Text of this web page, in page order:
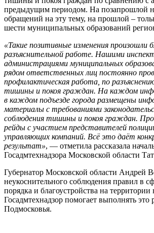
предыдущим периодом. На позапрошлой
обращений на эту тему, на прошлой –
шести муниципальных образований
«Такие позитивные изменения произошли
разъяснительной работе. Нашими
администрациями муниципальных
рядом ответственных лиц постоянно
профилактическая работа, по
тишины и покоя граждан. На каждом
в каждом подъезде города размещены
материалы с требованиями
соблюдения тишины и покоя граждан.
рейды с участием представителей
управляющих компаний. Всё это даёт
результат», — отметила рассказала
Госадмтехнадзора Московской области
Губернатор Московской области Андрей
неукоснительного соблюдения правил в
порядка и благоустройства на территории
Госадмтехнадзор помогает выполнять это
Подмосковья.